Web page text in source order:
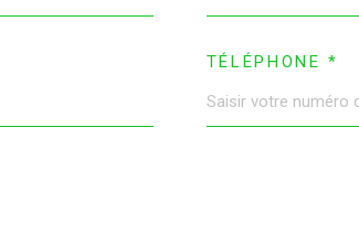
TÉLÉPHONE *